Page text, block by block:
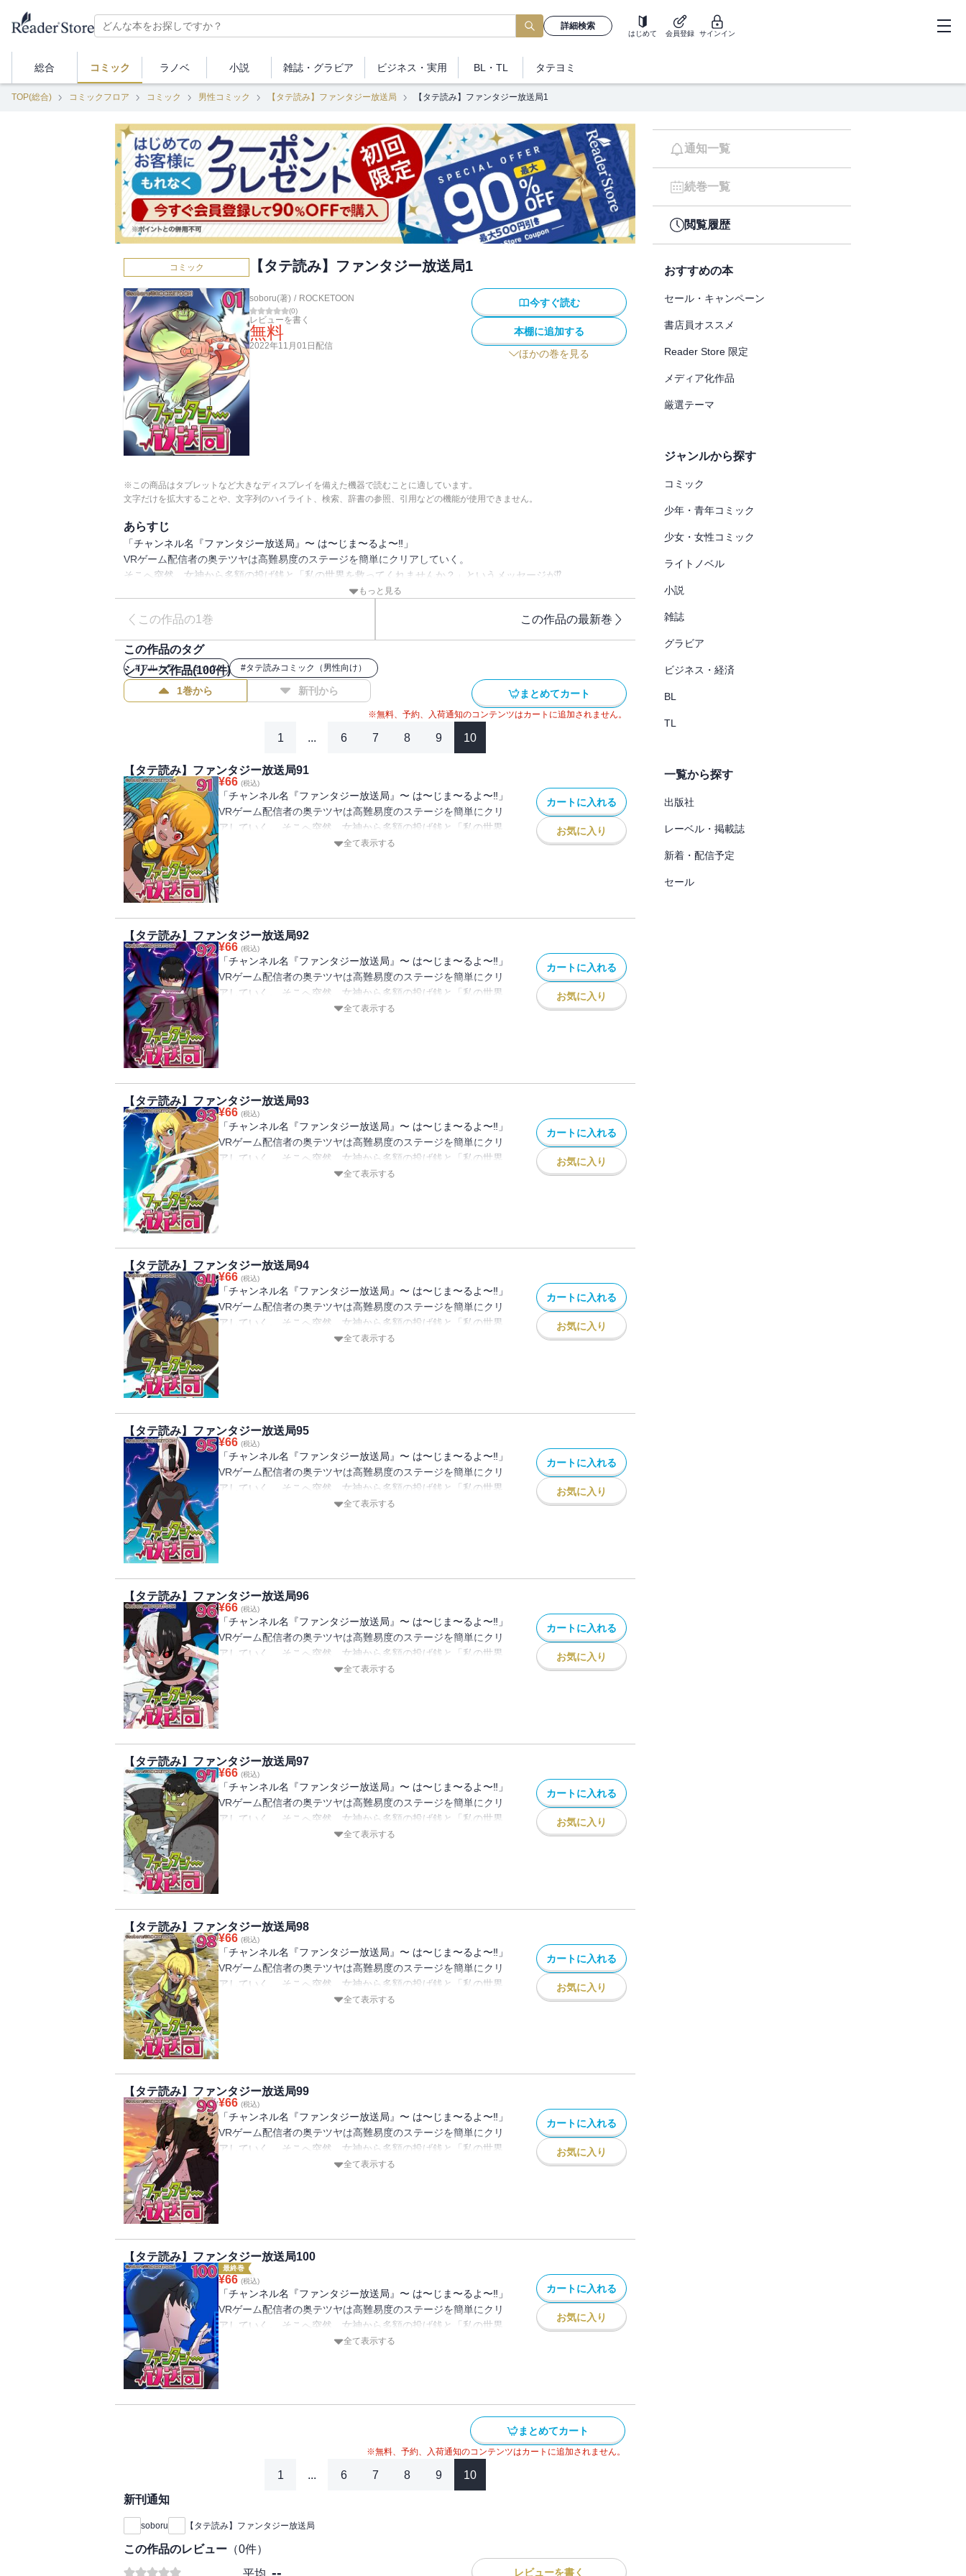
詳細検索
はじめて 会員登録 サインイン
総合 コミック ラノベ 小説 雑誌・ グラビア ビジネス ・実用 BL・TL タテヨミ
TOP(総合) コミックフロア コミック 男性コミック 【タテ読み】ファンタジー放送局 【タテ読み】ファンタジー放送局1
コミック 【タテ読み】ファンタジー放送局1
soboru(著) / ROCKETOON
(0)
レビューを書く
無料
2022年11月01日 配信
今すぐ読む
本棚に追加する
ほかの巻を見る
※この商品はタブレットなど大きなディスプレイを備えた機器で読むことに適しています。
文字だけを拡大することや、文字列のハイライト、検索、辞書の参照、引用などの機能が使用できません。
あらすじ
「チャンネル名『ファンタジー放送局』〜 は〜じま〜るよ〜‼」
VRゲーム配信者の奥テツヤは高難易度のステージを簡単にクリアしていく。
そこへ突然、女神から多額の投げ銭と「私の世界を救ってくれませんか？」というメッセージが⁉
冗談で言った一言のせいで、10億円で異世界を救いながら配信することに。
仲間が増えたり、騎士団やら魔王軍やらがでてきたり・・・
果たして無事異世界を救うことができるのか⁉
もっと見る
この作品の1巻 この作品の最新巻
この作品のタグ
#フルカラーコミック #タテ読みコミック（男性向け）
シリーズ作品(100件)
1巻から 新刊から まとめてカート
※無料、予約、入荷通知のコンテンツはカートに追加されません。
1 ... 6 7 8 9 10
【タテ読み】ファンタジー放送局91
¥66 (税込)
「チャンネル名『ファンタジー放送局』〜 は〜じま〜るよ〜‼」
VRゲーム配信者の奥テツヤは高難易度のステージを簡単にクリ
アしていく。 そこへ突然、女神から多額の投げ銭と「私の世界
を救ってくれませんか？」というメッセージが⁉ 冗談で言った一
できるのか⁉
全て表示する
カートに入れる
お気に入り
【タテ読み】ファンタジー放送局92
¥66 (税込)
「チャンネル名『ファンタジー放送局』〜 は〜じま〜るよ〜‼」
VRゲーム配信者の奥テツヤは高難易度のステージを簡単にクリ
アしていく。 そこへ突然、女神から多額の投げ銭と「私の世界
を救ってくれませんか？」というメッセージが⁉ 冗談で言った一
できるのか⁉
全て表示する
カートに入れる
お気に入り
【タテ読み】ファンタジー放送局93
¥66 (税込)
「チャンネル名『ファンタジー放送局』〜 は〜じま〜るよ〜‼」
VRゲーム配信者の奥テツヤは高難易度のステージを簡単にクリ
アしていく。 そこへ突然、女神から多額の投げ銭と「私の世界
を救ってくれませんか？」というメッセージが⁉ 冗談で言った一
全て表示する
カートに入れる
お気に入り
【タテ読み】ファンタジー放送局94
¥66 (税込)
「チャンネル名『ファンタジー放送局』〜 は〜じま〜るよ〜‼」
VRゲーム配信者の奥テツヤは高難易度のステージを簡単にクリ
アしていく。 そこへ突然、女神から多額の投げ銭と「私の世界
を救ってくれませんか？」というメッセージが⁉ 冗談で言った一
できるのか⁉
全て表示する
カートに入れる
お気に入り
【タテ読み】ファンタジー放送局95
¥66 (税込)
「チャンネル名『ファンタジー放送局』〜 は〜じま〜るよ〜‼」
VRゲーム配信者の奥テツヤは高難易度のステージを簡単にクリ
アしていく。 そこへ突然、女神から多額の投げ銭と「私の世界
を救ってくれませんか？」というメッセージが⁉ 冗談で言った一
できるのか⁉
全て表示する
カートに入れる
お気に入り
【タテ読み】ファンタジー放送局96
¥66 (税込)
「チャンネル名『ファンタジー放送局』〜 は〜じま〜るよ〜‼」
VRゲーム配信者の奥テツヤは高難易度のステージを簡単にクリ
アしていく。 そこへ突然、女神から多額の投げ銭と「私の世界
を救ってくれませんか？」というメッセージが⁉ 冗談で言った一
できるのか⁉
全て表示する
カートに入れる
お気に入り
【タテ読み】ファンタジー放送局97
¥66 (税込)
「チャンネル名『ファンタジー放送局』〜 は〜じま〜るよ〜‼」
VRゲーム配信者の奥テツヤは高難易度のステージを簡単にクリ
アしていく。 そこへ突然、女神から多額の投げ銭と「私の世界
を救ってくれませんか？」というメッセージが⁉ 冗談で言った一
できるのか⁉
全て表示する
カートに入れる
お気に入り
【タテ読み】ファンタジー放送局98
¥66 (税込)
「チャンネル名『ファンタジー放送局』〜 は〜じま〜るよ〜‼」
VRゲーム配信者の奥テツヤは高難易度のステージを簡単にクリ
アしていく。 そこへ突然、女神から多額の投げ銭と「私の世界
を救ってくれませんか？」というメッセージが⁉ 冗談で言った一
全て表示する
カートに入れる
お気に入り
【タテ読み】ファンタジー放送局99
¥66 (税込)
「チャンネル名『ファンタジー放送局』〜 は〜じま〜るよ〜‼」
VRゲーム配信者の奥テツヤは高難易度のステージを簡単にクリ
アしていく。 そこへ突然、女神から多額の投げ銭と「私の世界
を救ってくれませんか？」というメッセージが⁉ 冗談で言った一
できるのか⁉
全て表示する
カートに入れる
お気に入り
【タテ読み】ファンタジー放送局100
最終巻
¥66 (税込)
「チャンネル名『ファンタジー放送局』〜 は〜じま〜るよ〜‼」
VRゲーム配信者の奥テツヤは高難易度のステージを簡単にクリ
アしていく。 そこへ突然、女神から多額の投げ銭と「私の世界
を救ってくれませんか？」というメッセージが⁉ 冗談で言った一
王軍やらがでてきたり・・・ 果たして無事異世界を救うことが
全て表示する
カートに入れる
お気に入り
まとめてカート
※無料、予約、入荷通知のコンテンツはカートに追加されません。
1 ... 6 7 8 9 10
新刊通知
soboru 【タテ読み】ファンタジー放送局
この作品のレビュー （0件）
平均 -- レビューを書く
通知一覧
続巻一覧
閲覧履歴
おすすめの本
セール・キャンペーン
書店員オススメ
Reader Store 限定
メディア化作品
厳選テーマ
ジャンルから探す
コミック
少年・青年コミック
少女・女性コミック
ライトノベル
小説
雑誌
グラビア
ビジネス・経済
BL
TL
一覧から探す
出版社
レーベル・掲載誌
新着・配信予定
セール